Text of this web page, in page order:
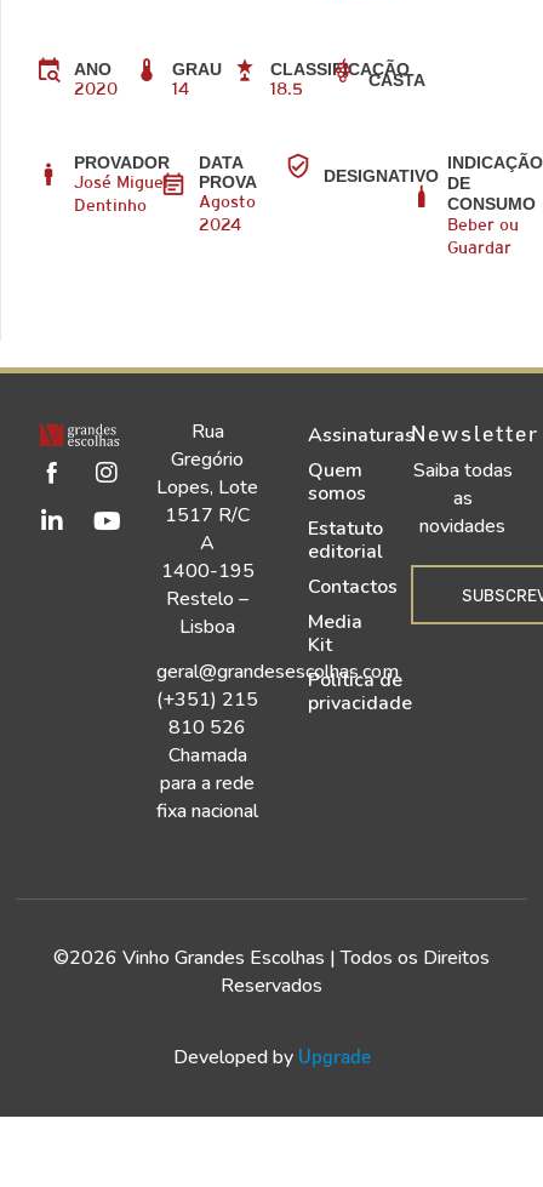
ANO
2020
GRAU
14
CLASSIFICAÇÃO
18.5
CASTA
PROVADOR
José Miguel
Dentinho
DATA
PROVA
Agosto
2024
DESIGNATIVO
INDICAÇÃO
DE
CONSUMO
Beber ou
Guardar
Rua
Gregório
Lopes, Lote
1517 R/C
A
1400-195
Restelo –
Lisboa
geral@grandesescolhas.com
(+351) 215
810 526
Chamada
para a rede
fixa nacional
Assinaturas
Quem
somos
Estatuto
editorial
Contactos
Media
Kit
Política de
privacidade
Newsletter
Saiba todas
as
novidades
©2026 Vinho Grandes Escolhas | Todos os Direitos
Reservados
Developed by Upgrade